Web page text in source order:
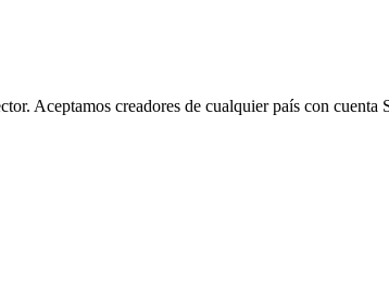
Aceptamos creadores de cualquier país con cuenta